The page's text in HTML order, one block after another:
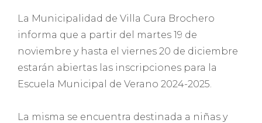
La Municipalidad de Villa Cura Brochero
informa que a partir del martes 19 de
noviembre y hasta el viernes 20 de diciembre
estarán abiertas las inscripciones para la
Escuela Municipal de Verano 2024-2025.
La misma se encuentra destinada a niñas y